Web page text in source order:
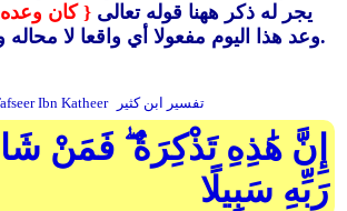
يجر له ذكر ههنا قوله تعالى { كان
وعد هذا اليوم مفعولا أي واقعا لا محاله وكائنا لا محيد عنه.
Ibn Katheer تفسير ابن كثير
إِنَّ هَٰذِهِ تَذْكِرَةٌ ۖ فَمَنْ
رَبِّهِ سَبِيلًا